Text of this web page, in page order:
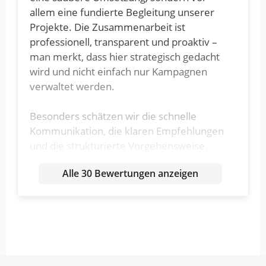
allem eine fundierte Begleitung unserer
Projekte. Die Zusammenarbeit ist
professionell, transparent und proaktiv –
man merkt, dass hier strategisch gedacht
wird und nicht einfach nur Kampagnen
verwaltet werden.
Besonders schätzen wir die schnelle
Kommunikation, die klaren Empfehlungen
und die strukturierte Vorgehensweise.
ernst nimmt und zuverlässig liefert, ist bei
Alle 30 Bewertungen anzeigen